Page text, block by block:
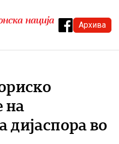
Архива
на
дијаспора во